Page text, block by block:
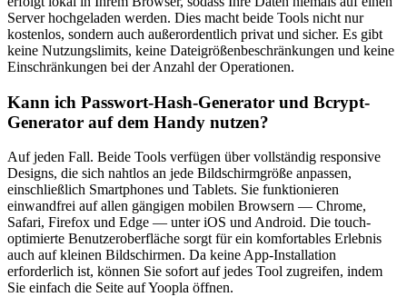
Server hochgeladen werden. Dies macht beide Tools nicht nur
kostenlos, sondern auch außerordentlich privat und sicher. Es gibt
keine Nutzungslimits, keine Dateigrößenbeschränkungen und keine
Einschränkungen bei der Anzahl der Operationen.
Kann ich Passwort-Hash-Generator und Bcrypt-
Generator auf dem Handy nutzen?
Auf jeden Fall. Beide Tools verfügen über vollständig responsive
Designs, die sich nahtlos an jede Bildschirmgröße anpassen,
einschließlich Smartphones und Tablets. Sie funktionieren
einwandfrei auf allen gängigen mobilen Browsern — Chrome,
Safari, Firefox und Edge — unter iOS und Android. Die touch-
optimierte Benutzeroberfläche sorgt für ein komfortables Erlebnis
auch auf kleinen Bildschirmen. Da keine App-Installation
erforderlich ist, können Sie sofort auf jedes Tool zugreifen, indem
Sie einfach die Seite auf Yoopla öffnen.